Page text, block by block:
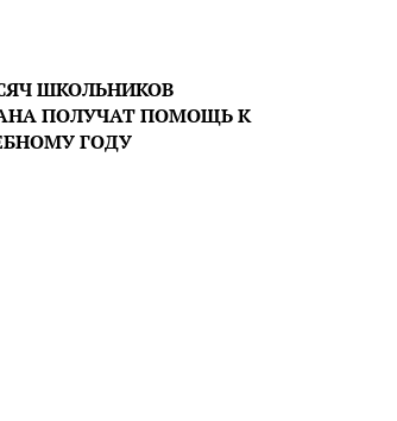
ШКОЛЬНИКОВ
ПОЛУЧАТ ПОМОЩЬ К
ГОДУ